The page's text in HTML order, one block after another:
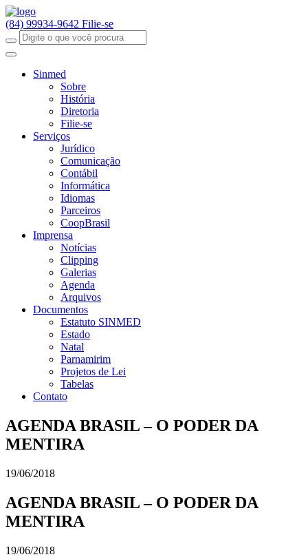
(84) 99934-9642 Filie-se
Sinmed
Sobre
História
Diretoria
Filie-se
Serviços
Jurídico
Comunicação
Contábil
Informática
Idiomas
Parceiros
CoopBrasil
Imprensa
Notícias
Clipping
Galerias
Agenda
Arquivos
Documentos
Estatuto SINMED
Estado
Natal
Parnamirim
Projetos de Lei
Tabelas
Contato
AGENDA BRASIL – O PODER DA
MENTIRA
19/06/2018
AGENDA BRASIL – O PODER DA
MENTIRA
19/06/2018